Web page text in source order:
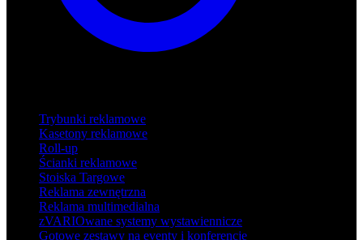
Trybunki reklamowe
Kasetony reklamowe
Roll-up
Ścianki reklamowe
Stoiska Targowe
Reklama zewnętrzna
Reklama multimedialna
zVARIOwane systemy wystawiennicze
Gotowe zestawy na eventy i konferencje